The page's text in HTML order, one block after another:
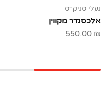
נעלי סניקרס
אלכסנדר מקווין
550.00 ₪